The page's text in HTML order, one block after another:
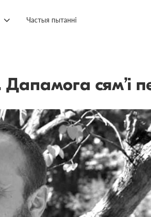
Частыя пытанні
Дапамога сям’і